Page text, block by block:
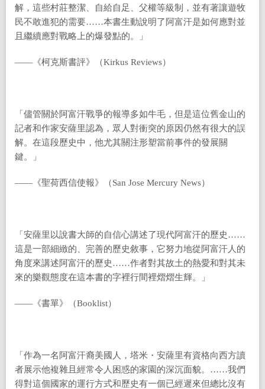
解，這些村莊整潔、自給自足、父權等級制，並有著讓遊牧
民不敢進犯的需要……本書生動說明了阿富汗是如何應對並
且繼續應對戰略上的爆發點的。」
――《柯克斯書評》（Kirkus Reviews）
「儘管關於阿富汗戰爭的報導多如牛毛，但是這位舊金山的
記者和作家安薩里認為，眾人對衝突的原因仍然有很大的誤
解。在這段歷史中，他尤其關注形塑當前事件的發展關
鍵。」
――《聖荷西信使報》（San Jose Mercury News）
「安薩里以說書大師的自信心講述了現代阿富汗的歷史……
這是一部細緻的、完善的歷史敘事，它努力地從阿富汗人的
角度來講述阿富汗的歷史……作者對其故土的熱愛和對其未
來的樂觀態度在這本書的字裡行間裡熠熠生輝。」
――《書單》（Booklist）
「作為一名阿富汗裔美國人，塔米・安薩里有資格向西方讀
者展示他複雜且經常令人困惑的家園的深沉面貌。……我們
得對這個國家的運行方式和歷史有一個已經遲來但總比沒有